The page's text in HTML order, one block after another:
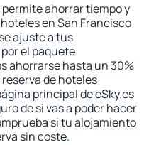
permite ahorrar tiempo y
en San Francisco
ajuste a tus
el paquete
ahorrarse hasta un 30%
de hoteles
principal de eSky.es
de si vas a poder hacer
si tu alojamiento
sin coste.